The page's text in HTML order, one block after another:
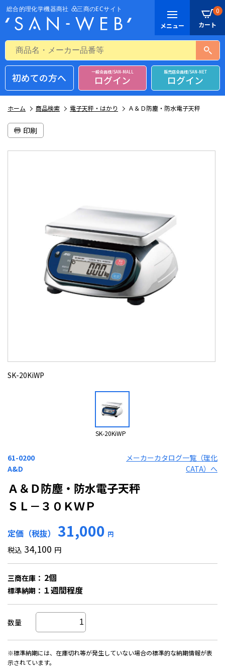
0
初めての方へ 一般会員様/SAN-MALL
ログイン
販売店会員様/SAN-NET
ログイン
ホーム 商品検索 電子天秤・はかり Ａ＆Ｄ防塵・防水電子天秤
印刷
SK-20KiWP
SK-20KiWP
61-0200
A&D
メーカーカタログ一覧（理化
CATA）へ
Ａ＆Ｄ防塵・防水電子天秤
ＳＬ－３０ＫＷＰ
定価（税抜） 31,000 円
税込 34,100 円
三商在庫： 2個
標準納期： １週間程度
数量
※標準納期には、在庫切れ等が発生していない場合の標準的な納期情報が表
示されています。